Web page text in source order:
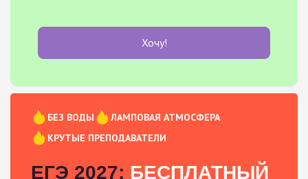
Хочу!
БЕЗ ВОДЫ
ЛАМПОВАЯ АТМОСФЕРА
КРУТЫЕ ПРЕПОДАВАТЕЛИ
ЕГЭ 2027: БЕСПЛАТНЫЙ